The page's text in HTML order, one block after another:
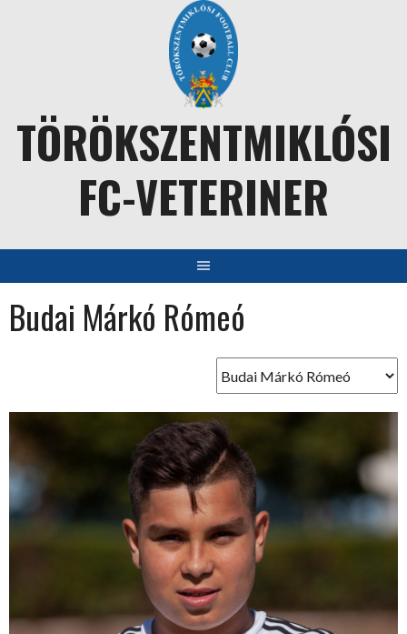
TÖRÖKSZENTMIKLÓSI
FC-VETERINER
Budai Márkó Rómeó